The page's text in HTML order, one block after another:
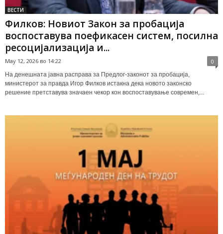
ВЕСТИ
Филков: Новиот Закон за пробација
воспоставува поефикасен систем, посилна
ресоцијализација и...
May 12, 2026 во 14:22 0
На денешната јавна расправа за Предлог-законот за пробација,
министерот за правда Игор Филков истакна дека новото законско
решение претставува значаен чекор кон воспоставување современ,...